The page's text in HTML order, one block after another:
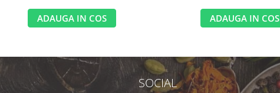
ADAUGA IN COS ADAUGA IN COS
SOCIAL